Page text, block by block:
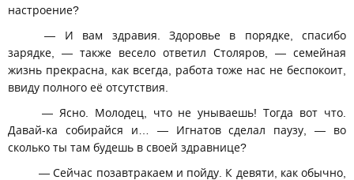
настроение?
— И вам здравия. Здоровье в порядке, спасибо
зарядке, — также весело ответил Столяров, — семейная
жизнь прекрасна, как всегда, работа тоже нас не беспокоит,
ввиду полного её отсутствия.
— Ясно. Молодец, что не унываешь! Тогда вот что.
Давай-ка собирайся и… — Игнатов сделал паузу, — во
сколько ты там будешь в своей здравнице?
— Сейчас позавтракаем и пойду. К девяти, как обычно,